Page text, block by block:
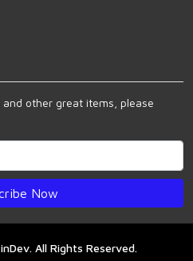
other great items, please
All Rights Reserved.